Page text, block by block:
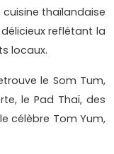
thaïlandaise
reflétant la
locaux.
le Som Tum,
le Pad Thaï, des
célèbre Tom Yum,